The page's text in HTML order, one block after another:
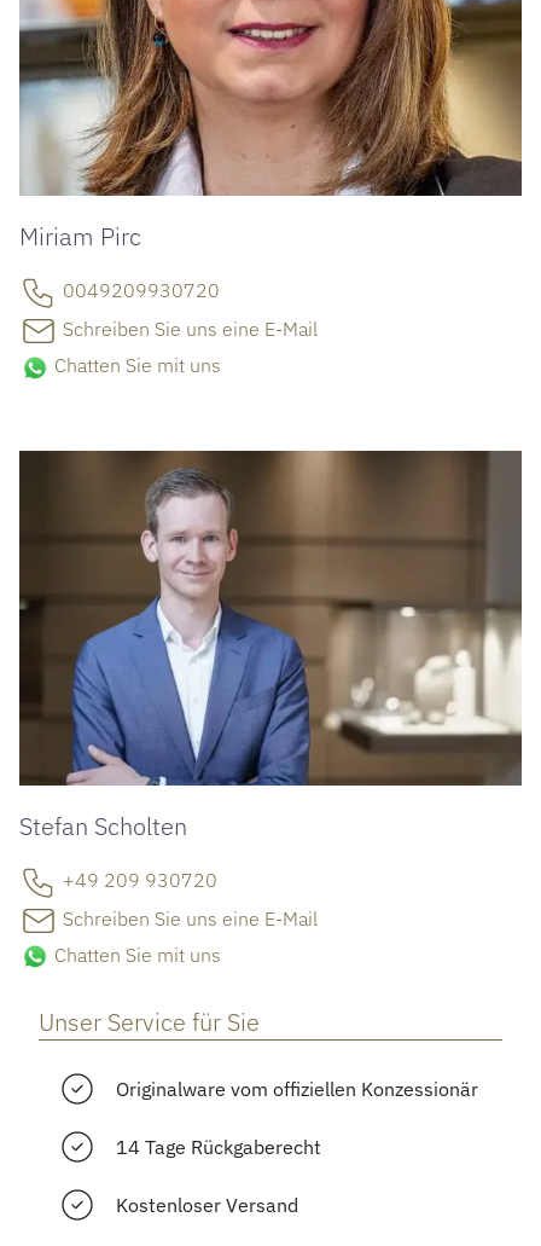
Miriam Pirc
0049209930720
Schreiben Sie uns eine E-Mail
Chatten Sie mit uns
Stefan Scholten
+49 209 930720
Schreiben Sie uns eine E-Mail
Chatten Sie mit uns
Unser Service für Sie
Originalware vom offiziellen Konzessionär
14 Tage Rückgaberecht
Kostenloser Versand